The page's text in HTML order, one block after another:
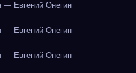
— Евгений Онегин
— Евгений Онегин
— Евгений Онегин